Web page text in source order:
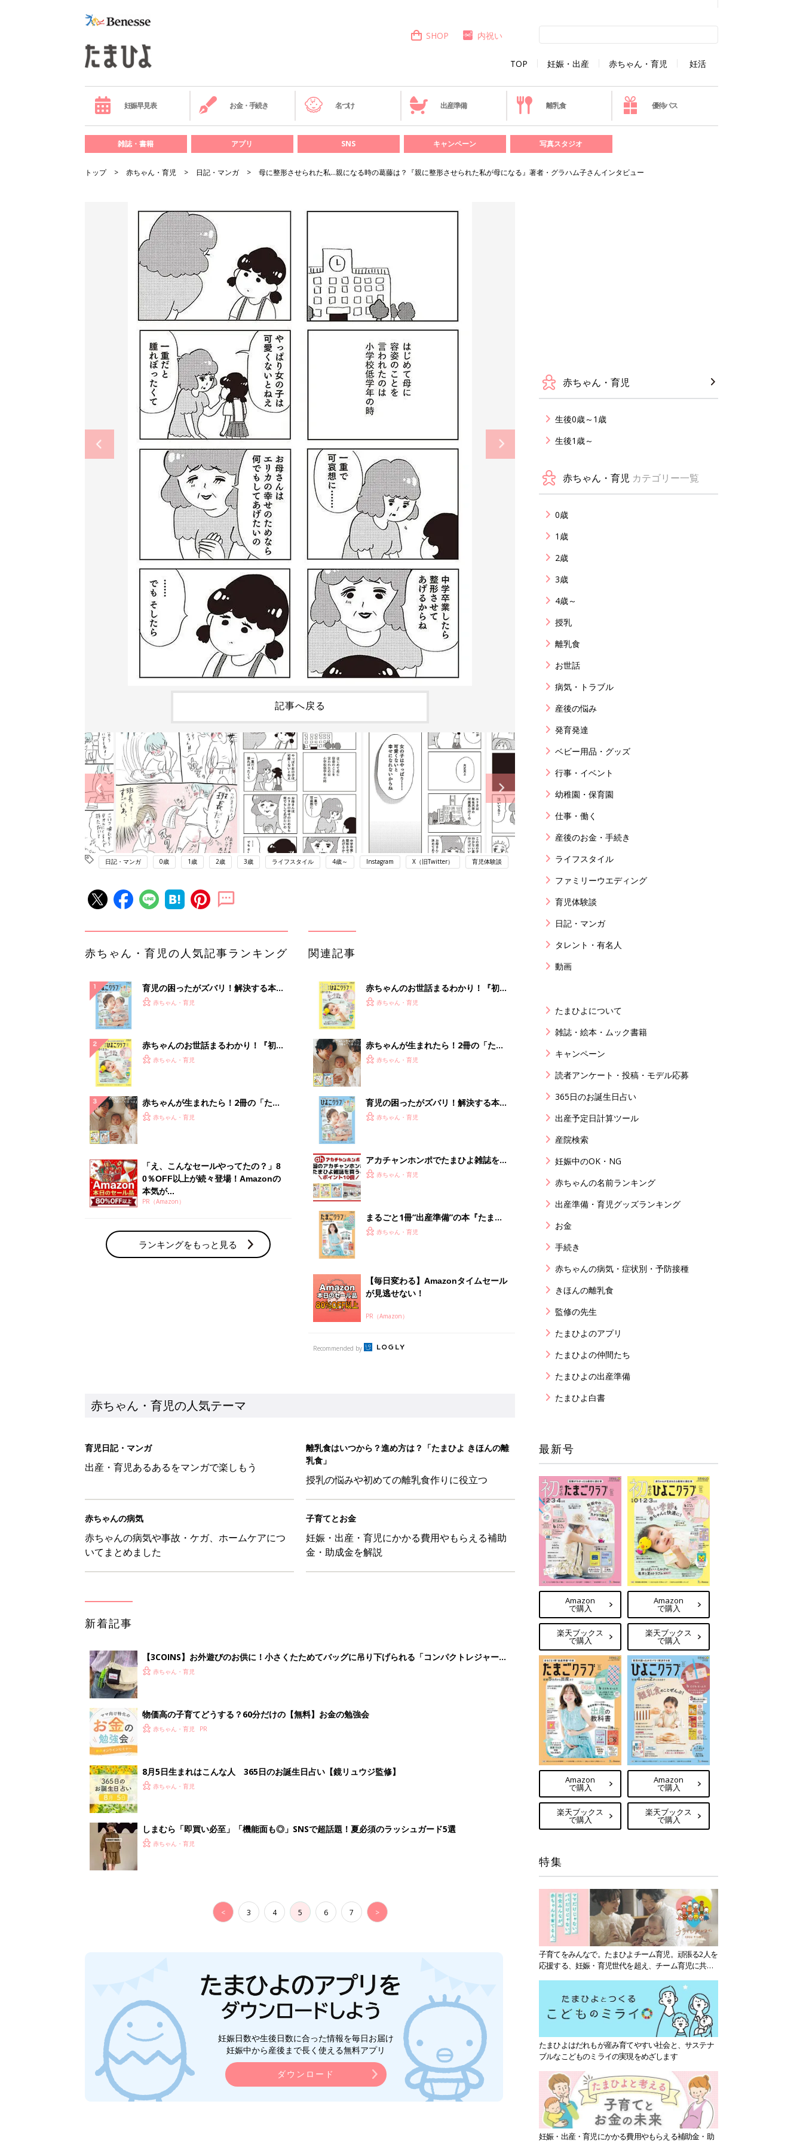
TOP 妊娠・出産 赤ちゃん・育児 妊活
SHOP 内祝い
妊娠早見表 お金・手続き 名づけ 出産準備 離乳食 優待パス
雑誌・書籍 アプリ SNS キャンペーン 写真スタジオ
トップ 赤ちゃん・育児 日記・マンガ 母に整形させられた私…親になる時の葛藤は？『親に整形させられた私が母になる』著者・グラハム子さんインタビュー
記事へ戻る
日記・マンガ 0歳 1歳 2歳 3歳 ライフスタイル 4歳～ Instagram X（旧Twitter） 育児体験談
赤ちゃん・育児の人気記事ランキング
育児の困ったがズバリ！解決する本
『ひよこクラブ 夏号』 4カ月～2才
赤ちゃん・育児
赤ちゃんのお世話まるわかり！『初め
てのひよこクラブ 夏号』〈巻頭大特
赤ちゃん・育児
赤ちゃんが生まれたら！2冊の「たま
ひよ」
赤ちゃん・育児
「え、こんなセールやってたの？」8
0％OFF以上が続々登場！Amazonの
本気が...
PR（Amazon）
ランキングをもっと見る
関連記事
赤ちゃんのお世話まるわかり！『初め
てのひよこクラブ 夏号』〈巻頭大特
赤ちゃん・育児
赤ちゃんが生まれたら！2冊の「たま
ひよ」
赤ちゃん・育児
育児の困ったがズバリ！解決する本
『ひよこクラブ 秋号』 4カ月～2才
赤ちゃん・育児
アカチャンホンポでたまひよ雑誌を買
うとポイント10倍【期間限定】
赤ちゃん・育児
まるごと1冊“出産準備”の本『たまご
クラブ 夏号』〈スペシャル大特集〉
赤ちゃん・育児
【毎日変わる】Amazonタイムセール
が見逃せない！
PR（Amazon）
Recommended by
赤ちゃん・育児の人気テーマ
育児日記・マンガ
出産・育児あるあるをマンガで楽しもう
離乳食はいつから？進め方は？「たまひよ きほんの離
乳食」
授乳の悩みや初めての離乳食作りに役立つ
赤ちゃんの病気
赤ちゃんの病気や事故・ケガ、ホームケアにつ
いてまとめました
子育てとお金
妊娠・出産・育児にかかる費用やもらえる補助
金・助成金を解説
新着記事
【3COINS】お外遊びのお供に！小さくたためてバッグに吊り下げられる「コンパクトレジャーシ
ート」
赤ちゃん・育児
物価高の子育てどうする？60分だけの【無料】お金の勉強会
赤ちゃん・育児
8月5日生まれはこんな人 365日のお誕生日占い【鏡リュウジ監修】
赤ちゃん・育児
しまむら「即買い必至」「機能面も◎」SNSで超話題！夏必須のラッシュガード5選
赤ちゃん・育児
< 3 4 5 6 7 >
妊娠日数や生後日数に合った情報を毎日お届け
妊娠中から産後まで長く使える無料アプリ
ダウンロード
赤ちゃん・育児
生後0歳～1歳
生後1歳～
赤ちゃん・育児 カテゴリー一覧
0歳
1歳
2歳
3歳
4歳～
授乳
離乳食
お世話
病気・トラブル
産後の悩み
発育発達
ベビー用品・グッズ
行事・イベント
幼稚園・保育園
仕事・働く
産後のお金・手続き
ライフスタイル
ファミリーウエディング
育児体験談
日記・マンガ
タレント・有名人
動画
たまひよについて
雑誌・絵本・ムック書籍
キャンペーン
読者アンケート・投稿・モデル応募
365日のお誕生日占い
出産予定日計算ツール
産院検索
妊娠中のOK・NG
赤ちゃんの名前ランキング
出産準備・育児グッズランキング
お金
手続き
赤ちゃんの病気・症状別・予防接種
きほんの離乳食
監修の先生
たまひよのアプリ
たまひよの仲間たち
たまひよの出産準備
たまひよ白書
最新号
Amazon
で購入
楽天ブックス
で購入
Amazon
で購入
楽天ブックス
で購入
Amazon
で購入
楽天ブックス
で購入
Amazon
で購入
楽天ブックス
で購入
特集
子育てをみんなで。たまひよチーム育児。頑張る2人を
応援する、妊娠・育児世代を超え、チーム育児に共感
たまひよはだれもが産み育てやすい社会と、サステナ
ブルなこどものミライの実現をめざします
妊娠・出産・育児にかかる費用やもらえる補助金・助